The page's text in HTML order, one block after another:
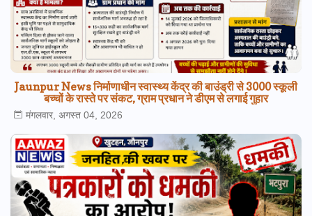
Jaunpur News निर्माणाधीन स्वास्थ्य केंद्र की बाउंड्री से 3000 स्कूली
बच्चों के रास्ते पर संकट, ग्राम प्रधान ने डीएम से लगाई गुहार
मंगलवार, अगस्त 04, 2026